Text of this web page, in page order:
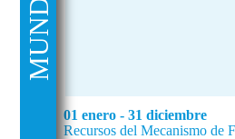
MUNDO
01 enero - 31 diciembre
Recursos del Mecanismo de